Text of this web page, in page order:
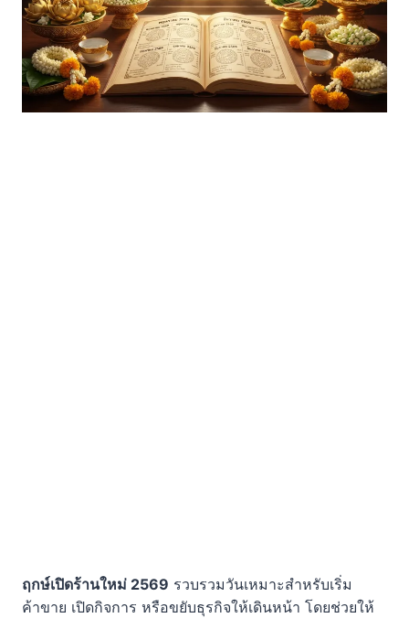
ฤกษ์เปิดร้านใหม่ 2569 รวบรวมวันเหมาะสำหรับเริ่ม
ค้าขาย เปิดกิจการ หรือขยับธุรกิจให้เดินหน้า โดยช่วยให้